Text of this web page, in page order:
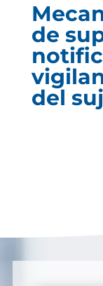
de
del